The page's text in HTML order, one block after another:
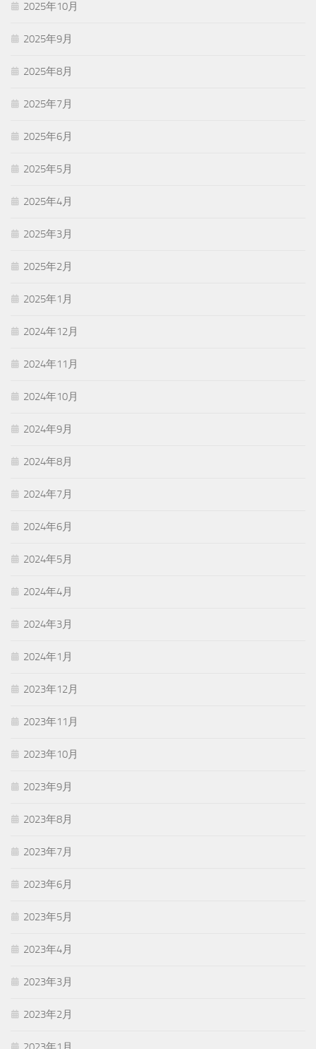
2025年10月
2025年9月
2025年8月
2025年7月
2025年6月
2025年5月
2025年4月
2025年3月
2025年2月
2025年1月
2024年12月
2024年11月
2024年10月
2024年9月
2024年8月
2024年7月
2024年6月
2024年5月
2024年4月
2024年3月
2024年1月
2023年12月
2023年11月
2023年10月
2023年9月
2023年8月
2023年7月
2023年6月
2023年5月
2023年4月
2023年3月
2023年2月